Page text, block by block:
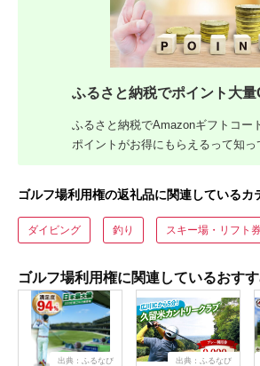
ふるさと納税でポイント大量
ふるさと納税でAmazonギフトコー
ポイントがお得にもらえるって知っ
ゴルフ場利用権の返礼品に関連しているカ
ダイビング 釣り スキー場・リフト
ゴルフ場利用権に関連しているおす
出典：ふるなび 出典：ふるなび